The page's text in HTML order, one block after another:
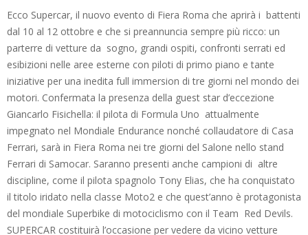
Ecco Supercar, il nuovo evento di Fiera Roma che aprirà i battenti
dal 10 al 12 ottobre e che si preannuncia sempre più ricco: un
parterre di vetture da sogno, grandi ospiti, confronti serrati ed
esibizioni nelle aree esterne con piloti di primo piano e tante
iniziative per una inedita full immersion di tre giorni nel mondo dei
motori. Confermata la presenza della guest star d’eccezione
Giancarlo Fisichella: il pilota di Formula Uno attualmente
impegnato nel Mondiale Endurance nonché collaudatore di Casa
Ferrari, sarà in Fiera Roma nei tre giorni del Salone nello stand
Ferrari di Samocar. Saranno presenti anche campioni di altre
discipline, come il pilota spagnolo Tony Elias, che ha conquistato
il titolo iridato nella classe Moto2 e che quest’anno è protagonista
del mondiale Superbike di motociclismo con il Team Red Devils.
SUPERCAR costituirà l’occasione per vedere da vicino vetture